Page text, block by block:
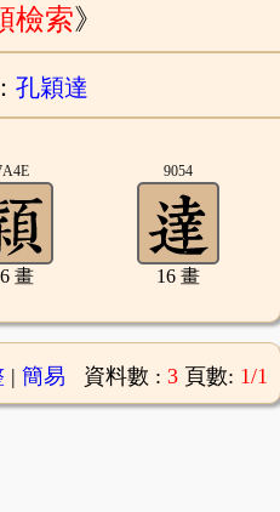
檢索》
孔穎達
畫
9054
16 畫
| 簡易 資料數 : 3 頁數: 1/1